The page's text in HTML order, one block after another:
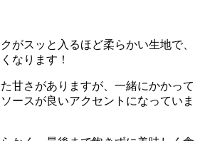
がスッと入るほど柔らかい生地で、
なります！
甘さがありますが、一緒にかかって
ースが良いアクセントになっていま